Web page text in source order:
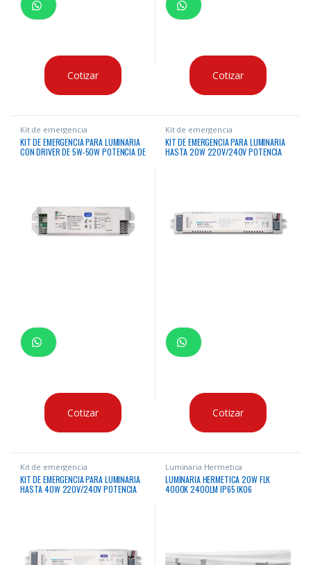
Cotizar Cotizar
Kit de emergencia
KIT DE EMERGENCIA PARA LUMINARIA
CON DRIVER DE 5W-50W POTENCIA DE
Cotizar
Kit de emergencia
KIT DE EMERGENCIA PARA LUMINARIA
HASTA 20W 220V/240V POTENCIA
Cotizar
Kit de emergencia
KIT DE EMERGENCIA PARA LUMINARIA
HASTA 40W 220V/240V POTENCIA
Luminaria Hermetica
LUMINARIA HERMETICA 20W FLK
4000K 2400LM IP65 IK06